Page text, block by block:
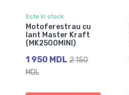
Este în stock
Motoferestrau cu
lant Master Kraft
(MK2500MINI)
1 950 MDL 2 150
MDL